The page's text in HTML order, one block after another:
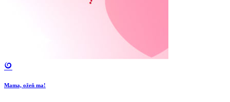
Mama, ožeň ma!